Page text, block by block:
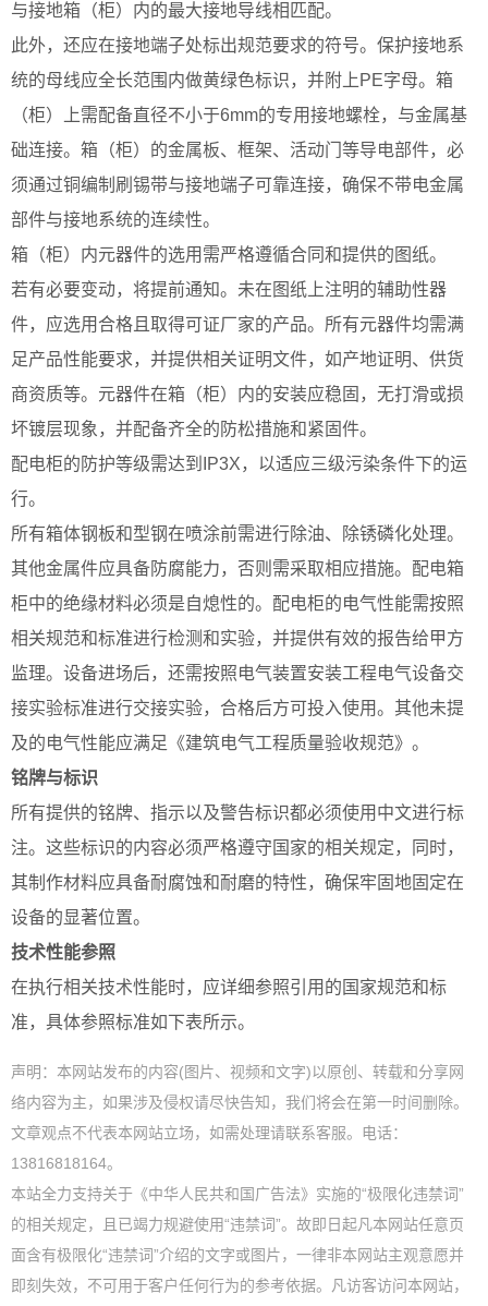
与接地箱（柜）内的最大接地导线相匹配。
此外，还应在接地端子处标出规范要求的符号。保护接地系
统的母线应全长范围内做黄绿色标识，并附上PE字母。箱
（柜）上需配备直径不小于6mm的专用接地螺栓，与金属基
础连接。箱（柜）的金属板、框架、活动门等导电部件，必
须通过铜编制刷锡带与接地端子可靠连接，确保不带电金属
部件与接地系统的连续性。
箱（柜）内元器件的选用需严格遵循合同和提供的图纸。
若有必要变动，将提前通知。未在图纸上注明的辅助性器
件，应选用合格且取得可证厂家的产品。所有元器件均需满
足产品性能要求，并提供相关证明文件，如产地证明、供货
商资质等。元器件在箱（柜）内的安装应稳固，无打滑或损
坏镀层现象，并配备齐全的防松措施和紧固件。
配电柜的防护等级需达到IP3X，以适应三级污染条件下的运
行。
所有箱体钢板和型钢在喷涂前需进行除油、除锈磷化处理。
其他金属件应具备防腐能力，否则需采取相应措施。配电箱
柜中的绝缘材料必须是自熄性的。配电柜的电气性能需按照
相关规范和标准进行检测和实验，并提供有效的报告给甲方
监理。设备进场后，还需按照电气装置安装工程电气设备交
接实验标准进行交接实验，合格后方可投入使用。其他未提
及的电气性能应满足《建筑电气工程质量验收规范》。
铭牌与标识
所有提供的铭牌、指示以及警告标识都必须使用中文进行标
注。这些标识的内容必须严格遵守国家的相关规定，同时，
其制作材料应具备耐腐蚀和耐磨的特性，确保牢固地固定在
设备的显著位置。
技术性能参照
在执行相关技术性能时，应详细参照引用的国家规范和标
准，具体参照标准如下表所示。
声明：本网站发布的内容(图片、视频和文字)以原创、转载和分享网
络内容为主，如果涉及侵权请尽快告知，我们将会在第一时间删除。
文章观点不代表本网站立场，如需处理请联系客服。电话：
13816818164。
本站全力支持关于《中华人民共和国广告法》实施的“极限化违禁词”
的相关规定，且已竭力规避使用“违禁词”。故即日起凡本网站任意页
面含有极限化“违禁词”介绍的文字或图片，一律非本网站主观意愿并
即刻失效，不可用于客户任何行为的参考依据。凡访客访问本网站，